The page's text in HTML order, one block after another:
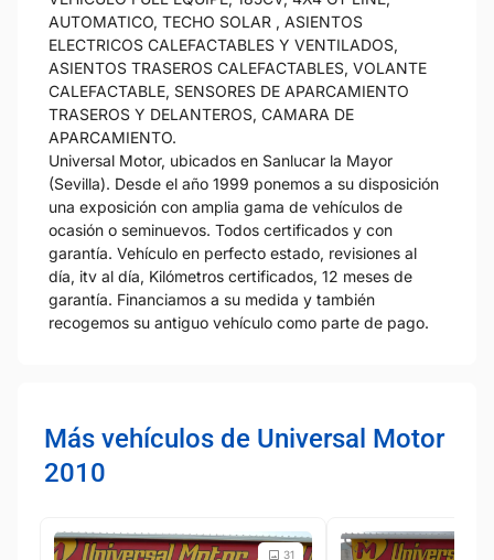
AUTOMATICO, TECHO SOLAR , ASIENTOS
ELECTRICOS CALEFACTABLES Y VENTILADOS,
ASIENTOS TRASEROS CALEFACTABLES, VOLANTE
CALEFACTABLE, SENSORES DE APARCAMIENTO
TRASEROS Y DELANTEROS, CAMARA DE
APARCAMIENTO.
Universal Motor, ubicados en Sanlucar la Mayor
(Sevilla). Desde el año 1999 ponemos a su disposición
una exposición con amplia gama de vehículos de
ocasión o seminuevos. Todos certificados y con
garantía. Vehículo en perfecto estado, revisiones al
día, itv al día, Kilómetros certificados, 12 meses de
garantía. Financiamos a su medida y también
recogemos su antiguo vehículo como parte de pago.
Más vehículos de Universal Motor
2010
31